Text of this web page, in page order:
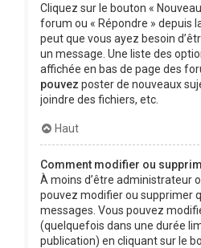
Cliquez sur le bouton «
forum ou « Répondre » depuis
peut que vous ayez besoin
un message. Une liste des
affichée en bas de page des
pouvez poster de nouveaux
joindre des fichiers, etc.
Haut
Comment modifier ou
À moins d’être administrateur
pouvez modifier ou supprimer
messages. Vous pouvez
(quelquefois dans une durée
publication) en cliquant sur le